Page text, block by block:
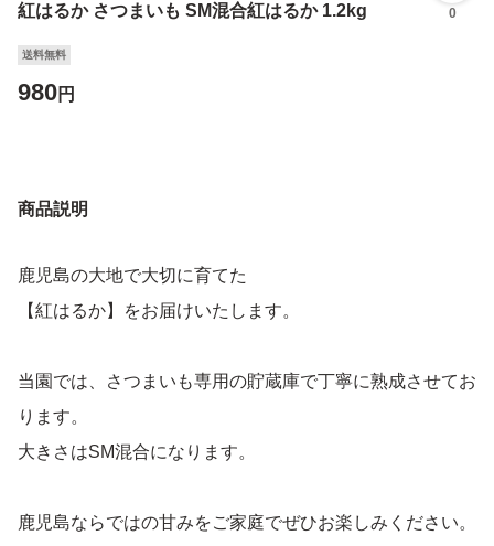
紅はるか さつまいも SM混合紅はるか 1.2kg 0
送料無料
980円
商品説明
鹿児島の大地で大切に育てた
【紅はるか】をお届けいたします。
当園では、さつまいも専用の貯蔵庫で丁寧に熟成させてお
ります。
大きさはSM混合になります。
鹿児島ならではの甘みをご家庭でぜひお楽しみください。